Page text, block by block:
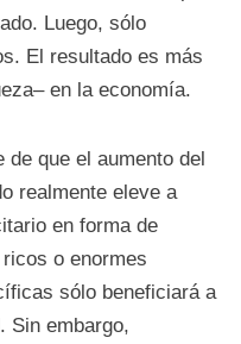
Luego, sólo
El resultado es más
en la economía.
que el aumento del
realmente eleve a
en forma de
o enormes
sólo beneficiará a
Sin embargo,